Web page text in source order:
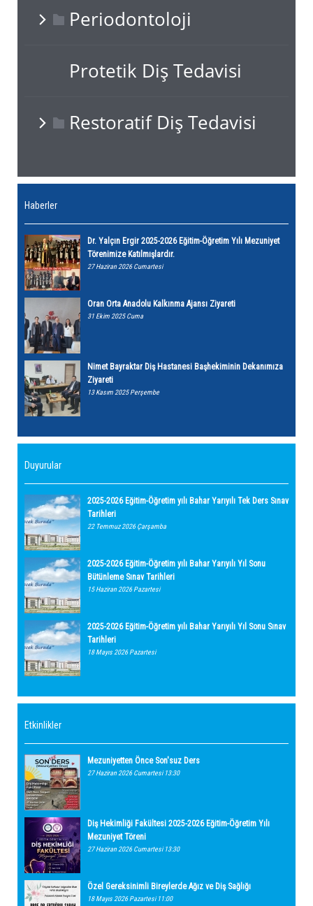
Periodontoloji
Protetik Diş Tedavisi
Restoratif Diş Tedavisi
Haberler
Dr. Yalçın Ergir 2025-2026 Eğitim-Öğretim Yılı Mezuniyet
Törenimize Katılmışlardır.
27 Haziran 2026 Cumartesi
Oran Orta Anadolu Kalkınma Ajansı Ziyareti
31 Ekim 2025 Cuma
Nimet Bayraktar Diş Hastanesi Başhekiminin Dekanımıza
Ziyareti
13 Kasım 2025 Perşembe
Duyurular
2025-2026 Eğitim-Öğretim yılı Bahar Yarıyılı Tek Ders Sınav
Tarihleri
22 Temmuz 2026 Çarşamba
2025-2026 Eğitim-Öğretim yılı Bahar Yarıyılı Yıl Sonu
Bütünleme Sınav Tarihleri
15 Haziran 2026 Pazartesi
2025-2026 Eğitim-Öğretim yılı Bahar Yarıyılı Yıl Sonu Sınav
Tarihleri
18 Mayıs 2026 Pazartesi
Etkinlikler
Mezuniyetten Önce Son'suz Ders
27 Haziran 2026 Cumartesi 13:30
Diş Hekimliği Fakültesi 2025-2026 Eğitim-Öğretim Yılı
Mezuniyet Töreni
27 Haziran 2026 Cumartesi 13:30
Özel Gereksinimli Bireylerde Ağız ve Diş Sağlığı
18 Mayıs 2026 Pazartesi 11:00